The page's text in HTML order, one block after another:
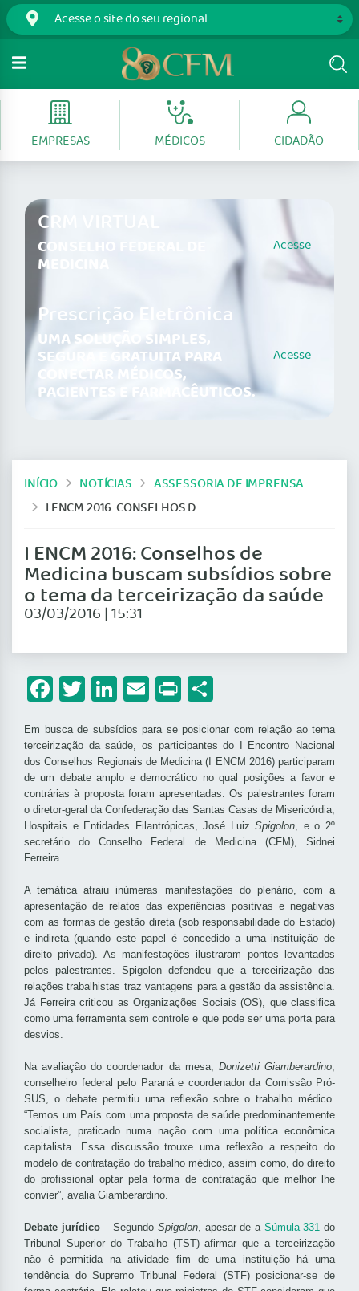
EMPRESAS MÉDICOS CIDADÃO
CRM VIRTUAL
CONSELHO FEDERAL DE
MEDICINA
Acesse
Prescrição Eletrônica
UMA SOLUÇÃO SIMPLES,
SEGURA E GRATUITA PARA
CONECTAR MÉDICOS,
PACIENTES E FARMACÊUTICOS.
Acesse
INÍCIO NOTÍCIAS
ASSESSORIA DE IMPRENSA
I ENCM 2016: CONSELHOS DE MEDICINA BUSCAM SUBSÍDIOS SOBRE O TEMA DA TERCEIRIZAÇÃO DA SAÚDE
I ENCM 2016: Conselhos de
Medicina buscam subsídios sobre
o tema da terceirização da saúde
03/03/2016 | 15:31
Facebook
Twitter
LinkedIn
Email
Print
Em busca de subsídios para se posicionar com relação ao tema
terceirização da saúde, os participantes do I Encontro Nacional
dos Conselhos Regionais de Medicina (I ENCM 2016) participaram
de um debate amplo e democrático no qual posições a favor e
contrárias à proposta foram apresentadas. Os palestrantes foram
o diretor-geral da Confederação das Santas Casas de Misericórdia,
Hospitais e Entidades Filantrópicas, José LuizSpigolon, e o 2º
secretário do Conselho Federal de Medicina (CFM), Sidnei
Ferreira.
A temática atraiu inúmeras manifestações do plenário, com a
apresentação de relatos das experiências positivas e negativas
com as formas de gestão direta (sob responsabilidade do Estado)
e indireta (quando este papel é concedido a uma instituição de
direito privado). As manifestações ilustraram pontos levantados
pelos palestrantes. Spigolon defendeu que a terceirização das
relações trabalhistas traz vantagens para a gestão da assistência.
Já Ferreira criticou as Organizações Sociais (OS), que classifica
como uma ferramenta sem controle e que pode ser uma porta para
desvios.
Na avaliação do coordenador da mesa, Donizetti Giamberardino,
conselheiro federal pelo Paraná e coordenador da Comissão Pró-
SUS, o debate permitiu uma reflexão sobre o trabalho médico.
“Temos um País com uma proposta de saúde predominantemente
socialista, praticado numa nação com uma política econômica
capitalista. Essa discussão trouxe uma reflexão a respeito do
modelo de contratação do trabalho médico, assim como, do direito
do profissional optar pela forma de contratação que melhor lhe
convier”, avalia Giamberardino.
Debate jurídico– Segundo Spigolon, apesar de a Súmula 331 do
Tribunal Superior do Trabalho (TST) afirmar que a terceirização
não é permitida na atividade fim de uma instituição há uma
tendência do Supremo Tribunal Federal (STF) posicionar-se de